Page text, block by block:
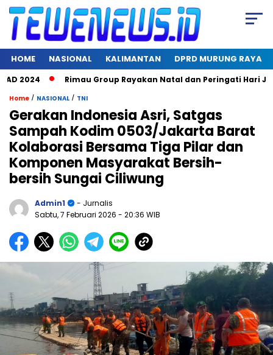
HOME NASIONAL KALIMANTAN DPRD MURUNG RAYA
Rimau Group Rayakan Natal dan Peringati Hari Jadi ke
Home / NASIONAL / TNI
Gerakan Indonesia Asri, Satgas
Sampah Kodim 0503/Jakarta Barat
Kolaborasi Bersama Tiga Pilar dan
Komponen Masyarakat Bersih-
bersih Sungai Ciliwung
Admin1
- Jurnalis
Sabtu, 7 Februari 2026 - 20:36 WIB